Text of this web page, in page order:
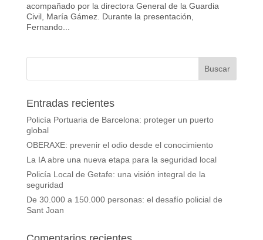
acompañado por la directora General de la Guardia
Civil, María Gámez. Durante la presentación,
Fernando...
Entradas recientes
Policía Portuaria de Barcelona: proteger un puerto
global
OBERAXE: prevenir el odio desde el conocimiento
La IA abre una nueva etapa para la seguridad local
Policía Local de Getafe: una visión integral de la
seguridad
De 30.000 a 150.000 personas: el desafío policial de
Sant Joan